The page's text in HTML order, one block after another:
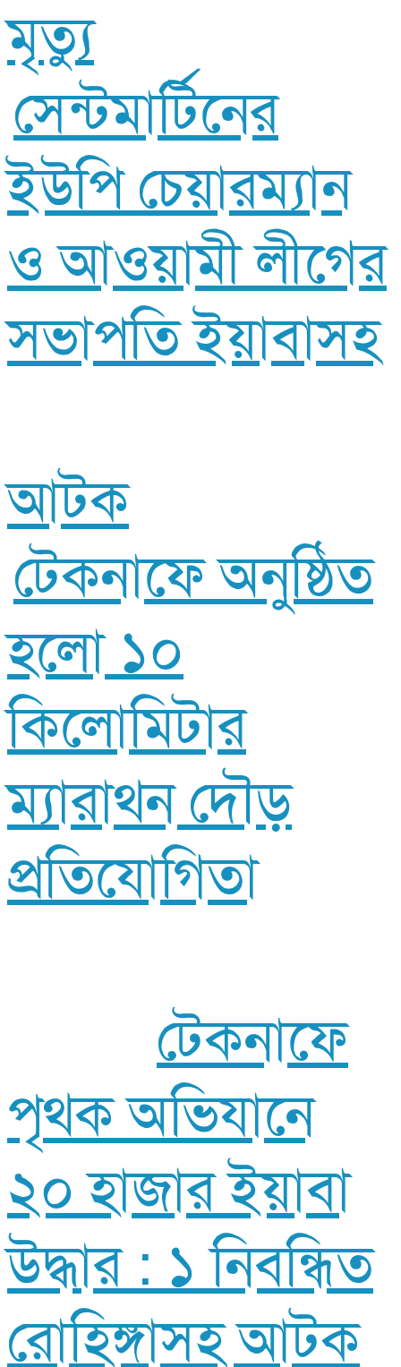
মৃত্যু
সেন্টমার্টিনের
ইউপি চেয়ারম্যান
ও আওয়ামী লীগের
সভাপতি ইয়াবাসহ
আটক
টেকনাফে অনুষ্ঠিত
হলো ১০
কিলোমিটার
ম্যারাথন দৌড়
প্রতিযোগিতা
টেকনাফে
পৃথক অভিযানে
২০ হাজার ইয়াবা
উদ্ধার : ১ নিবন্ধিত
রোহিঙ্গাসহ আটক